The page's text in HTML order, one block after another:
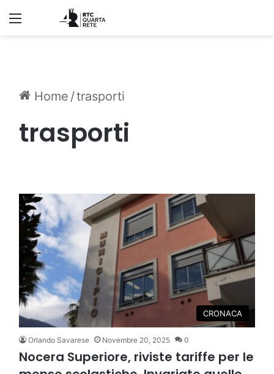
Home /trasporti
trasporti
CRONACA
Orlando Savarese Novembre 20, 2025 0
Nocera Superiore, riviste tariffe per le